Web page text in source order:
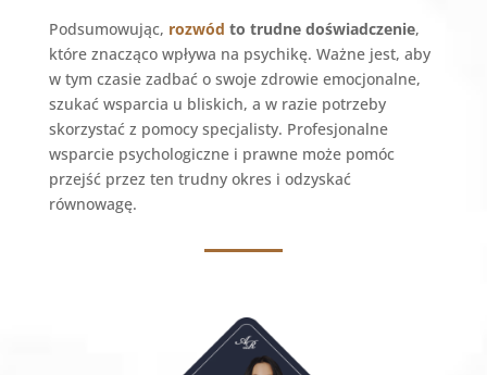
Podsumowując, rozwód to trudne doświadczenie,
które znacząco wpływa na psychikę. Ważne jest, aby
w tym czasie zadbać o swoje zdrowie emocjonalne,
szukać wsparcia u bliskich, a w razie potrzeby
skorzystać z pomocy specjalisty. Profesjonalne
wsparcie psychologiczne i prawne może pomóc
przejść przez ten trudny okres i odzyskać
równowagę.